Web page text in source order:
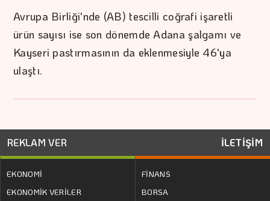
Avrupa Birliği'nde (AB) tescilli coğrafi işaretli
ürün sayısı ise son dönemde Adana şalgamı ve
Kayseri pastırmasının da eklenmesiyle 46'ya
ulaştı.
REKLAM VER İLETİŞİM
EKONOMİ
EKONOMİK VERİLER
FİNANS
BORSA